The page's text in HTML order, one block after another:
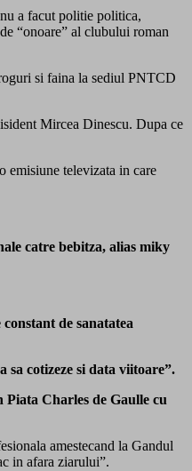
a facut politie politica,
“onoare” al clubului roman
si faina la sediul PNTCD
Mircea Dinescu. Dupa ce
emisiune televizata in care
catre bebitza, alias miky
de sanatatea
sa cotizeze si data viitoare”.
Charles de Gaulle cu
amestecand la Gandul
in afara ziarului”.